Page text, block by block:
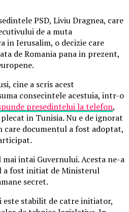
PSD, Liviu Dragnea, care
de a muta
in Ierusalim, o decizie care
de Romania pana in prezent,
cine a scris acest
consecintele acestuia, intr-o
presedintelui la telefon,
in Tunisia. Nu e de ignorat
care documentul a fost adoptat,
intai Guvernului. Acesta ne-a
a fost initiat de Ministerul
secret.
este stabilit de catre initiator,